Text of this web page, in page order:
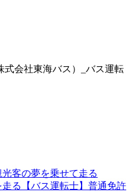
式会社東海バス）_バス運転
光客の夢を乗せて走る
る【バス運転士】普通免許